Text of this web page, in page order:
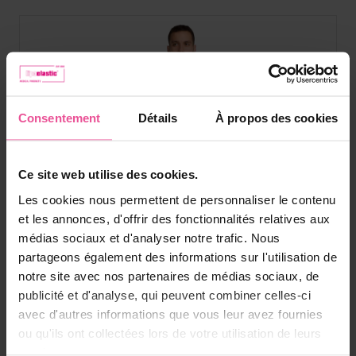
Consentement Détails À propos des cookies
Ce site web utilise des cookies.
Les cookies nous permettent de personnaliser le contenu
et les annonces, d'offrir des fonctionnalités relatives aux
médias sociaux et d'analyser notre trafic. Nous
partageons également des informations sur l'utilisation de
notre site avec nos partenaires de médias sociaux, de
publicité et d'analyse, qui peuvent combiner celles-ci
avec d'autres informations que vous leur avez fournies
ou qu'ils ont collectées lors de votre utilisation de leurs